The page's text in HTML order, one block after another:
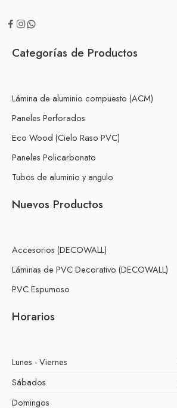
Categorías de Productos
Lámina de aluminio compuesto (ACM)
Paneles Perforados
Eco Wood (Cielo Raso PVC)
Paneles Policarbonato
Tubos de aluminio y angulo
Nuevos Productos
Accesorios (DECOWALL)
Láminas de PVC Decorativo (DECOWALL)
PVC Espumoso
Horarios
Lunes - Viernes
Sábados
Domingos